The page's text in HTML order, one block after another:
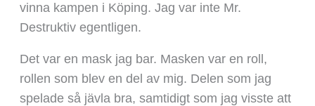
vinna kampen i Köping. Jag var inte Mr.
Destruktiv egentligen.
Det var en mask jag bar. Masken var en roll,
rollen som blev en del av mig. Delen som jag
spelade så jävla bra, samtidigt som jag visste att